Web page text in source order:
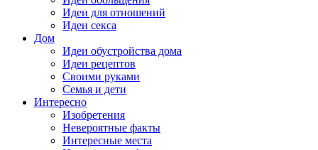
Идеи для отношений
Идеи секса
Дом
Идеи обустройства дома
Идеи рецептов
Своими руками
Семья и дети
Интересно
Изобретения
Невероятные факты
Интересные места